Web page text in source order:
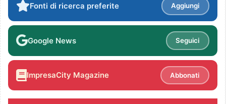
Fonti di ricerca preferite Aggiungi
Google News Seguici
ImpresaCity Magazine Abbonati